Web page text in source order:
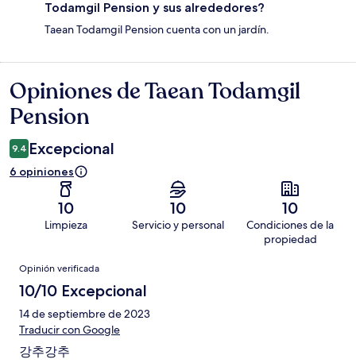
Todamgil Pension y sus alrededores?
Taean Todamgil Pension cuenta con un jardín.
Opiniones
Opiniones de Taean Todamgil
Pension
9.4 Excepcional
6 opiniones
10
Limpieza
10
Servicio y personal
10
Condiciones de la
propiedad
Opiniones
Opinión verificada
10/10 Excepcional
14 de septiembre de 2023
Traducir con Google
강추강추